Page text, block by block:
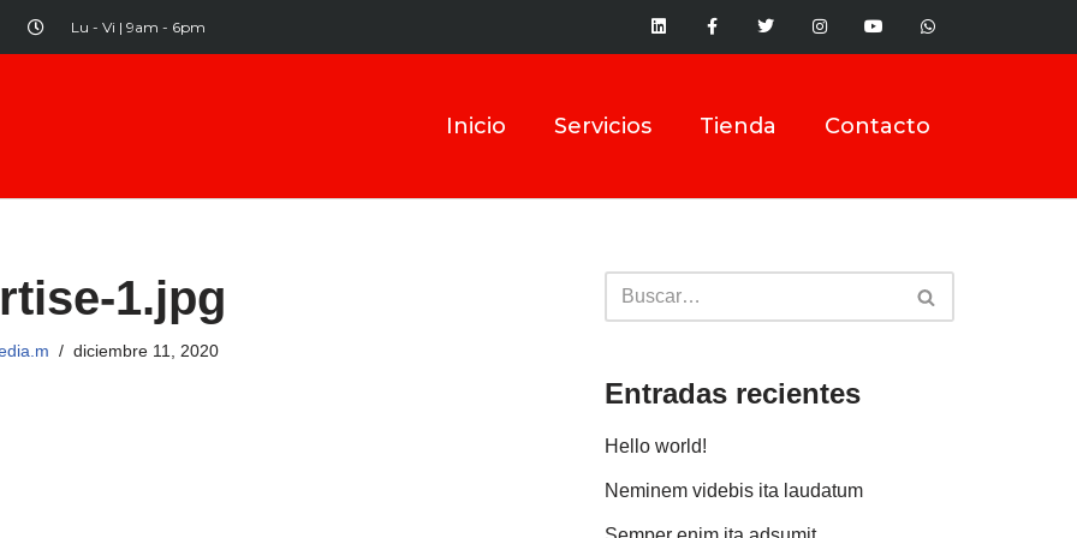
Lu - Vi | 9am - 6pm
Inicio Servicios Tienda Contacto
1.jpg
diciembre 11, 2020
Entradas recientes
Hello world!
Neminem videbis ita laudatum